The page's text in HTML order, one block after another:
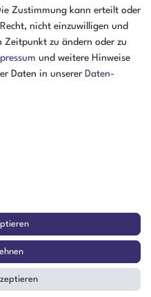
Uhr
ins Ausland
in Deutschland
| Alle Rechte vorbehalten.
Zustimmung kann erteilt oder
nicht einzuwilligen und
Zeitpunkt zu ändern oder zu
und weitere Hinweise
Daten in unserer Daten­